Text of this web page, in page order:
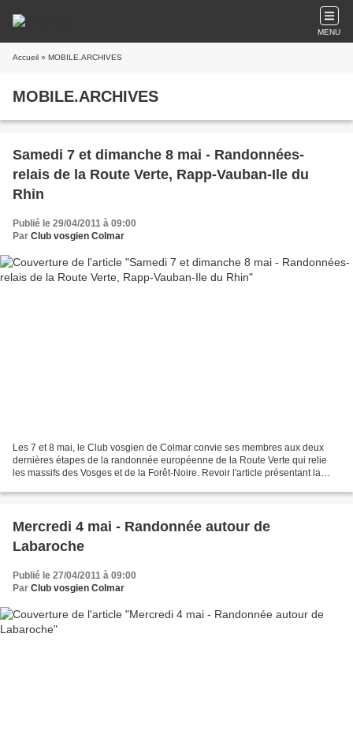
MENU
Accueil » MOBILE.ARCHIVES
MOBILE.ARCHIVES
Samedi 7 et dimanche 8 mai - Randonnées-
relais de la Route Verte, Rapp-Vauban-Ile du
Rhin
Publié le 29/04/2011 à 09:00
Par Club vosgien Colmar
Les 7 et 8 mai, le Club vosgien de Colmar convie ses membres aux deux
dernières étapes de la randonnée européenne de la Route Verte qui relie
les massifs des Vosges et de la Forêt-Noire. Revoir l'article présentant la
Mercredi 4 mai - Randonnée autour de
Labaroche
Publié le 27/04/2011 à 09:00
Par Club vosgien Colmar